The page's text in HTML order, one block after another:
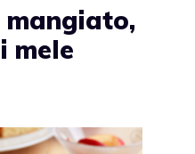
mangiato,
mele